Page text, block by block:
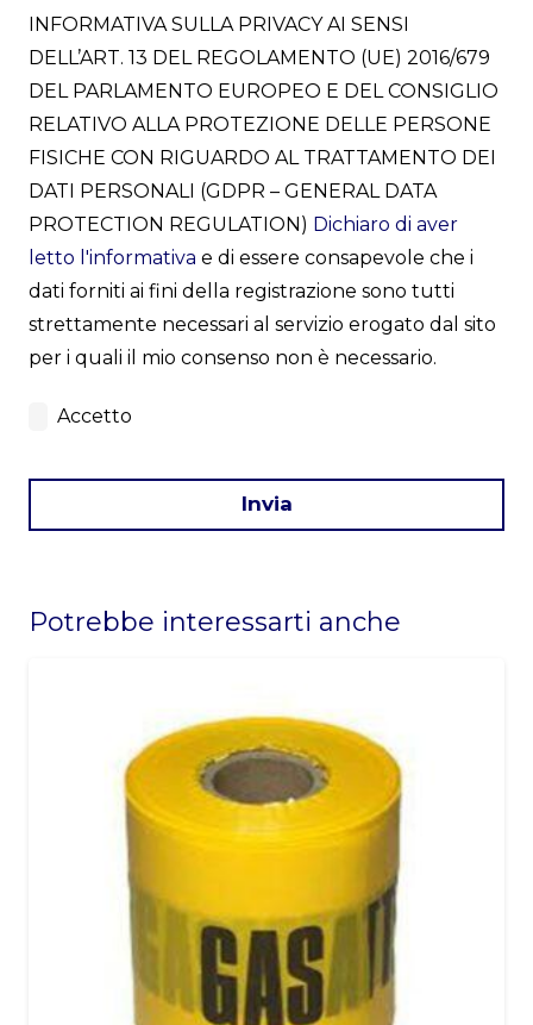
INFORMATIVA SULLA PRIVACY AI SENSI
DELL’ART. 13 DEL REGOLAMENTO (UE) 2016/679
DEL PARLAMENTO EUROPEO E DEL CONSIGLIO
RELATIVO ALLA PROTEZIONE DELLE PERSONE
FISICHE CON RIGUARDO AL TRATTAMENTO DEI
DATI PERSONALI (GDPR – GENERAL DATA
PROTECTION REGULATION) Dichiaro di aver
letto l'informativa e di essere consapevole che i
dati forniti ai fini della registrazione sono tutti
strettamente necessari al servizio erogato dal sito
per i quali il mio consenso non è necessario.
Accetto
Invia
should
Potrebbe interessarti anche